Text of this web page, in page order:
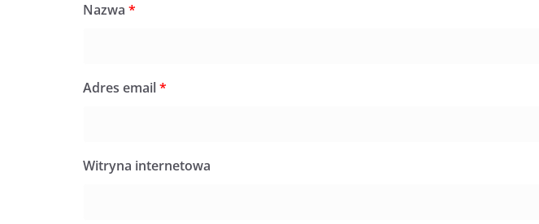
Nazwa *
Adres email*
Witryna internetowa